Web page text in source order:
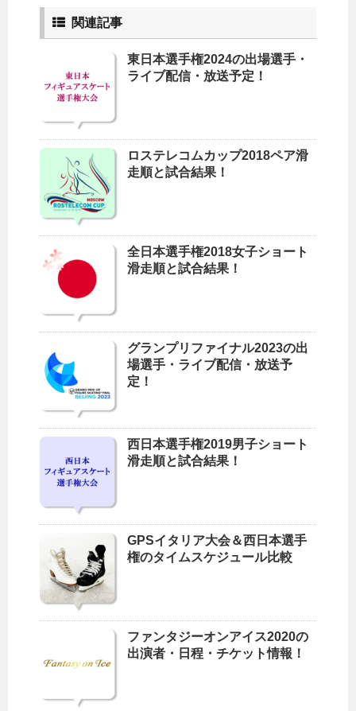
関連記事
東日本選手権2024の出場選手・
ライブ配信・放送予定！
ロステレコムカップ2018ペア滑
走順と試合結果！
全日本選手権2018女子ショート
滑走順と試合結果！
グランプリファイナル2023の出
場選手・ライブ配信・放送予
定！
西日本選手権2019男子ショート
滑走順と試合結果！
GPSイタリア大会＆西日本選手
権のタイムスケジュール比較
ファンタジーオンアイス2020の
出演者・日程・チケット情報！